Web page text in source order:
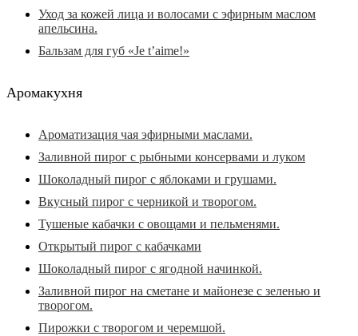
Уход за кожей лица и волосами с эфирным маслом
апельсина.
Бальзам для губ «Je t’aime!»
Аромакухня
Ароматизация чая эфирными маслами.
Заливной пирог с рыбными консервами и луком
Шоколадный пирог с яблоками и грушами.
Вкусный пирог с черникой и творогом.
Тушеные кабачки с овощами и пельменями.
Открытый пирог с кабачками
Шоколадный пирог с ягодной начинкой.
Заливной пирог на сметане и майонезе с зеленью и
творогом.
Пирожки с творогом и черемшой.